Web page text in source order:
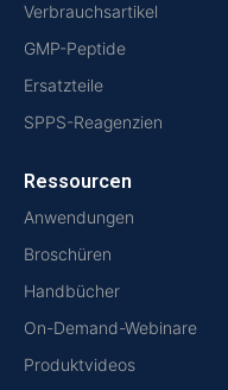
Verbrauchsartikel
GMP-Peptide
Ersatzteile
SPPS-Reagenzien
Ressourcen
Anwendungen
Broschüren
Handbücher
On-Demand-Webinare
Produktvideos